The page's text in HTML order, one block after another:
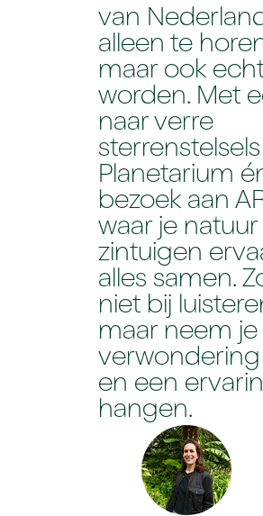
van
alleen te
maar ook
worden. Met
naar verre
Planetarium
bezoek aan
waar je
zintuigen
alles samen.
niet bij
maar neem je
en een
hangen.